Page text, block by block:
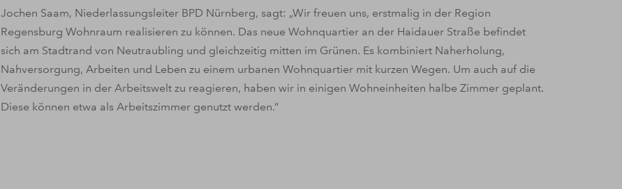
Jochen Saam, Niederlassungsleiter BPD Nürnberg, sagt: „Wir freuen uns, erstmalig in der Region
Regensburg Wohnraum realisieren zu können. Das neue Wohnquartier an der Haidauer Straße befindet
sich am Stadtrand von Neutraubling und gleichzeitig mitten im Grünen. Es kombiniert Naherholung,
Nahversorgung, Arbeiten und Leben zu einem urbanen Wohnquartier mit kurzen Wegen. Um auch auf die
Veränderungen in der Arbeitswelt zu reagieren, haben wir in einigen Wohneinheiten halbe Zimmer geplant.
Diese können etwa als Arbeitszimmer genutzt werden.“